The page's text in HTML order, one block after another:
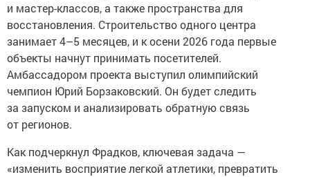
и мастер-классов, а также пространства для
восстановления. Строительство одного центра
занимает 4–5 месяцев, и к осени 2026 года первые
объекты начнут принимать посетителей.
Амбассадором проекта выступил олимпийский
чемпион Юрий Борзаковский. Он будет следить
за запуском и анализировать обратную связь
от регионов.
Как подчеркнул Фрадков, ключевая задача —
«изменить восприятие легкой атлетики, превратить